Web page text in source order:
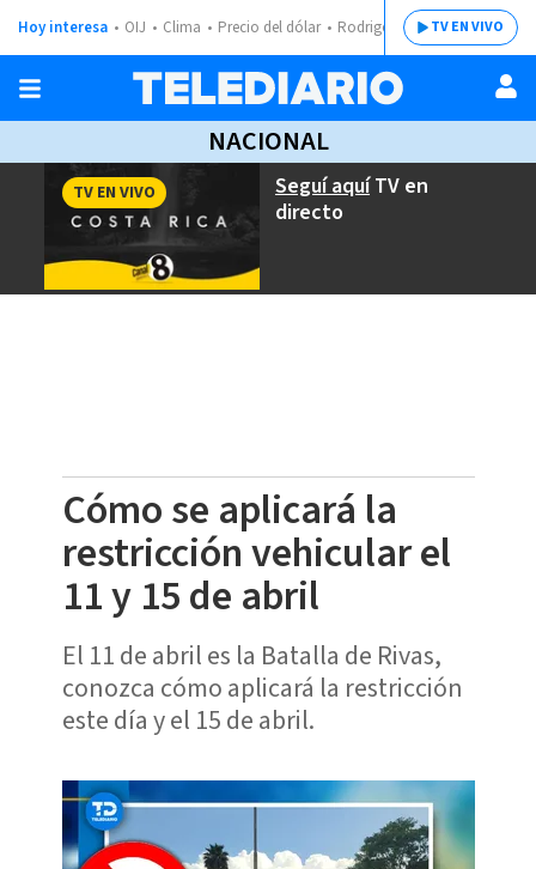
Hoy interesa OIJ Clima Precio del dólar Rodrigo ChavesTV EN VIVO
NACIONAL
Seguí aquíTV en
directo
TV EN VIVO
Cómo se aplicará la
restricción vehicular el
11 y 15 de abril
El 11 de abril es la Batalla de Rivas,
conozca cómo aplicará la restricción
este día y el 15 de abril.